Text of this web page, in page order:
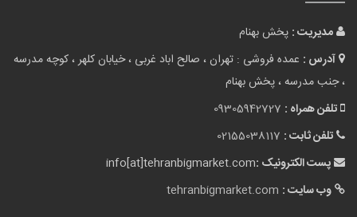
وب سایت :tehranbigmarket.com